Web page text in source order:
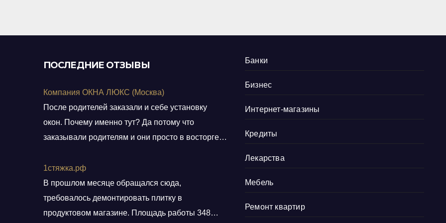
ПОСЛЕДНИЕ ОТЗЫВЫ
Компания ОКНА ЛЮКС (Москва)
После родителей заказали и себе установку
окон. Почему именно тут? Да потому что
заказывали родителям и они просто в восторге и
мастер, всё замерил, кое чего посоветовал.
Пришли заключать договор в офис, И снова
классная и слаженная работа всего персонала.
Договор подсунули не просто подписать, а дали
1стяжка.рф
В прошлом месяце обращался сюда,
требовалось демонтировать плитку в
продуктовом магазине. Площадь работы 348
Банки
Бизнес
Интернет-магазины
Кредиты
Лекарства
Мебель
Ремонт квартир